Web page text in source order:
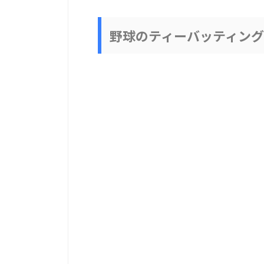
野球のティーバッティン